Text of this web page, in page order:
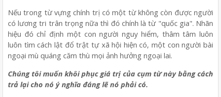
Nếu trong từ vựng chính trị có một từ không còn được người
có lương tri trân trọng nữa thì đó chính là từ "quốc gia". Nhãn
hiệu đó chỉ định một con người nguy hiểm, thâm tâm luôn
luôn tìm cách lật đổ trật tự xã hội hiện có, một con người bài
ngoại mù quáng căm thù mọi ảnh hưởng ngoại lai.
Chúng tôi muốn khôi phục giá trị của cụm từ này bằng cách
trả lại cho nó ý nghĩa đáng lẽ nó phải có.